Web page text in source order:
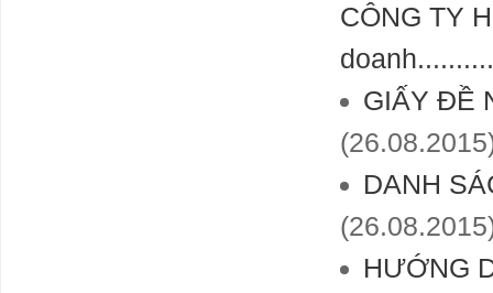
CÔNG TY
GIẤY ĐỀ
DANH
HƯỚNG